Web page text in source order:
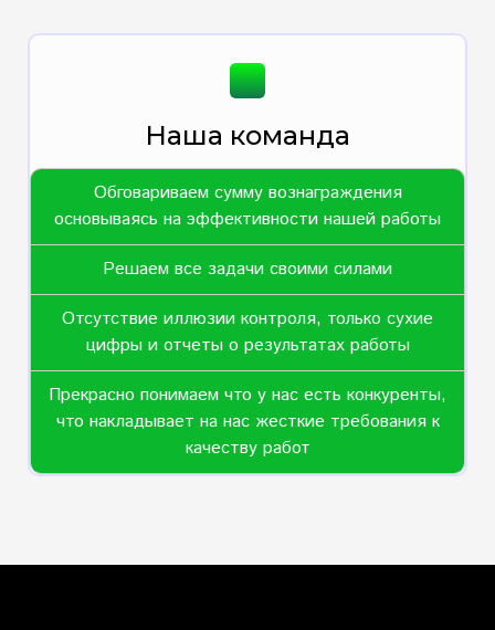
Наша команда
Обговариваем сумму вознаграждения
основываясь на эффективности нашей работы
Решаем все задачи своими силами
Отсутствие иллюзии контроля, только сухие
цифры и отчеты о результатах работы
Прекрасно понимаем что у нас есть конкуренты,
что накладывает на нас жесткие требования к
качеству работ